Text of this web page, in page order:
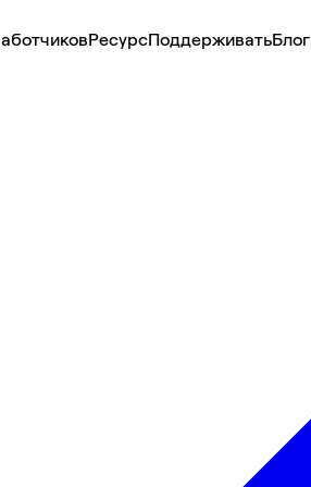
РесурсПоддерживатьБлог